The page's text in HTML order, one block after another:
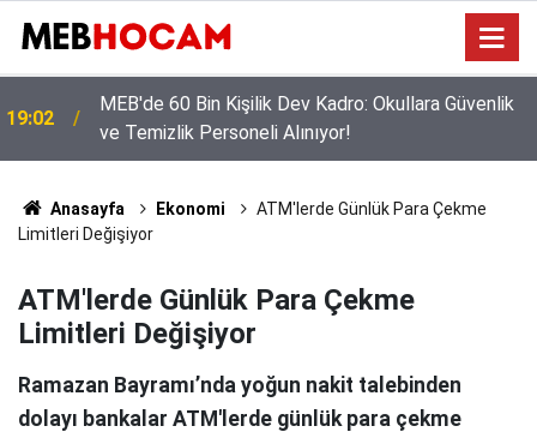
12:02
MEB'den Öğretmenlere Yoğun Seminer Programı:
Masada Yeni Müfredat Var
Anasayfa Ekonomi
ATM'lerde Günlük Para Çekme
Limitleri Değişiyor
ATM'lerde Günlük Para Çekme
Limitleri Değişiyor
Ramazan Bayramı’nda yoğun nakit talebinden
dolayı bankalar ATM'lerde günlük para çekme